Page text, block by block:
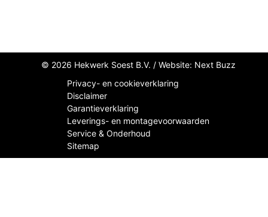
© 2026 Hekwerk Soest B.V. / Website: Next Buzz
Privacy- en cookieverklaring
Disclaimer
Garantieverklaring
Leverings- en montagevoorwaarden
Service & Onderhoud
Sitemap